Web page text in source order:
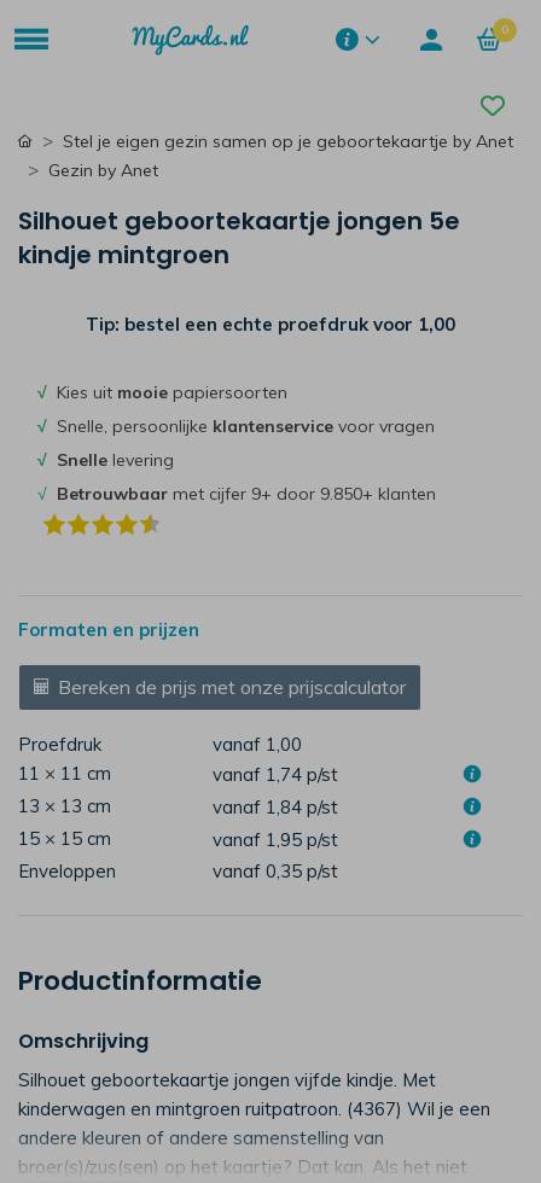
0
Stel je eigen gezin samen op je geboortekaartje by Anet
Gezin by Anet
Silhouet geboortekaartje jongen 5e
kindje mintgroen
Tip: bestel een echte proefdruk voor 1,00
√ Kies uit mooie papiersoorten
√ Snelle, persoonlijke klantenservice voor vragen
√ Snelle levering
√ Betrouwbaar met cijfer 9+ door 9.850+ klanten
Formaten en prijzen
Bereken de prijs met onze prijscalculator
Proefdruk
vanaf 1,00
11 × 11 cm
vanaf 1,74 p/st
13 × 13 cm
vanaf 1,84 p/st
15 × 15 cm
vanaf 1,95 p/st
Enveloppen
vanaf 0,35 p/st
Productinformatie
Omschrijving
Silhouet geboortekaartje jongen vijfde kindje. Met
kinderwagen en mintgroen ruitpatroon. (4367) Wil je een
andere kleuren of andere samenstelling van
broer(s)/zus(sen) op het kaartje? Dat kan. Als het niet